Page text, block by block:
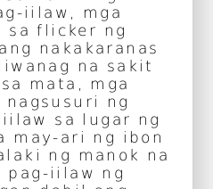
iilaw, mga
sa flicker ng
nakakaranas
na sakit
mata, mga
nagsusuri ng
sa lugar ng
may-ari ng ibon
ng manok na
pag-iilaw ng